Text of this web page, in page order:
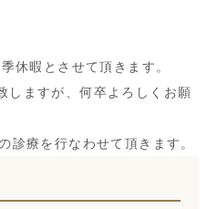
休暇とさせて頂きます。
しますが、何卒よろしくお願
診療を行なわせて頂きます。